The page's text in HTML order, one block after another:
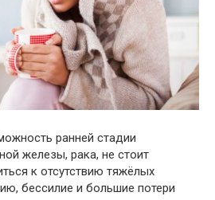
ранней стадии
железы, рака, не стоит
к отсутствию тяжёлых
бессилие и большие потери